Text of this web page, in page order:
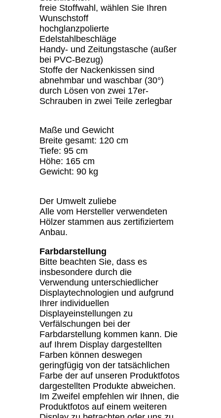
freie Stoffwahl, wählen Sie Ihren
Wunschstoff
hochglanzpolierte
Edelstahlbeschläge
Handy- und Zeitungstasche (außer
bei PVC-Bezug)
Stoffe der Nackenkissen sind
abnehmbar und waschbar (30°)
durch Lösen von zwei 17er-
Schrauben in zwei Teile zerlegbar
Maße und Gewicht
Breite gesamt: 120 cm
Tiefe: 95 cm
Höhe: 165 cm
Gewicht: 90 kg
Der Umwelt zuliebe
Alle vom Hersteller verwendeten
Hölzer stammen aus zertifiziertem
Anbau.
Farbdarstellung
Bitte beachten Sie, dass es
insbesondere durch die
Verwendung unterschiedlicher
Displaytechnologien und aufgrund
Ihrer individuellen
Displayeinstellungen zu
Verfälschungen bei der
Farbdarstellung kommen kann. Die
auf Ihrem Display dargestellten
Farben können deswegen
geringfügig von der tatsächlichen
Farbe der auf unseren Produktfotos
dargestellten Produkte abweichen.
Im Zweifel empfehlen wir Ihnen, die
Produktfotos auf einem weiteren